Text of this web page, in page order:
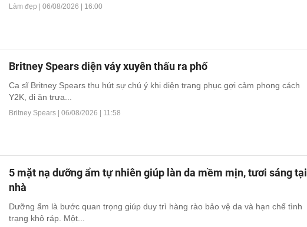
Làm đẹp | 06/08/2026 | 16:00
Britney Spears diện váy xuyên thấu ra phố
Ca sĩ Britney Spears thu hút sự chú ý khi diện trang phục gợi cảm phong cách
Y2K, đi ăn trưa...
Britney Spears | 06/08/2026 | 11:58
5 mặt nạ dưỡng ẩm tự nhiên giúp làn da mềm mịn, tươi sáng tại
nhà
Dưỡng ẩm là bước quan trọng giúp duy trì hàng rào bảo vệ da và hạn chế tình
trạng khô ráp. Một...